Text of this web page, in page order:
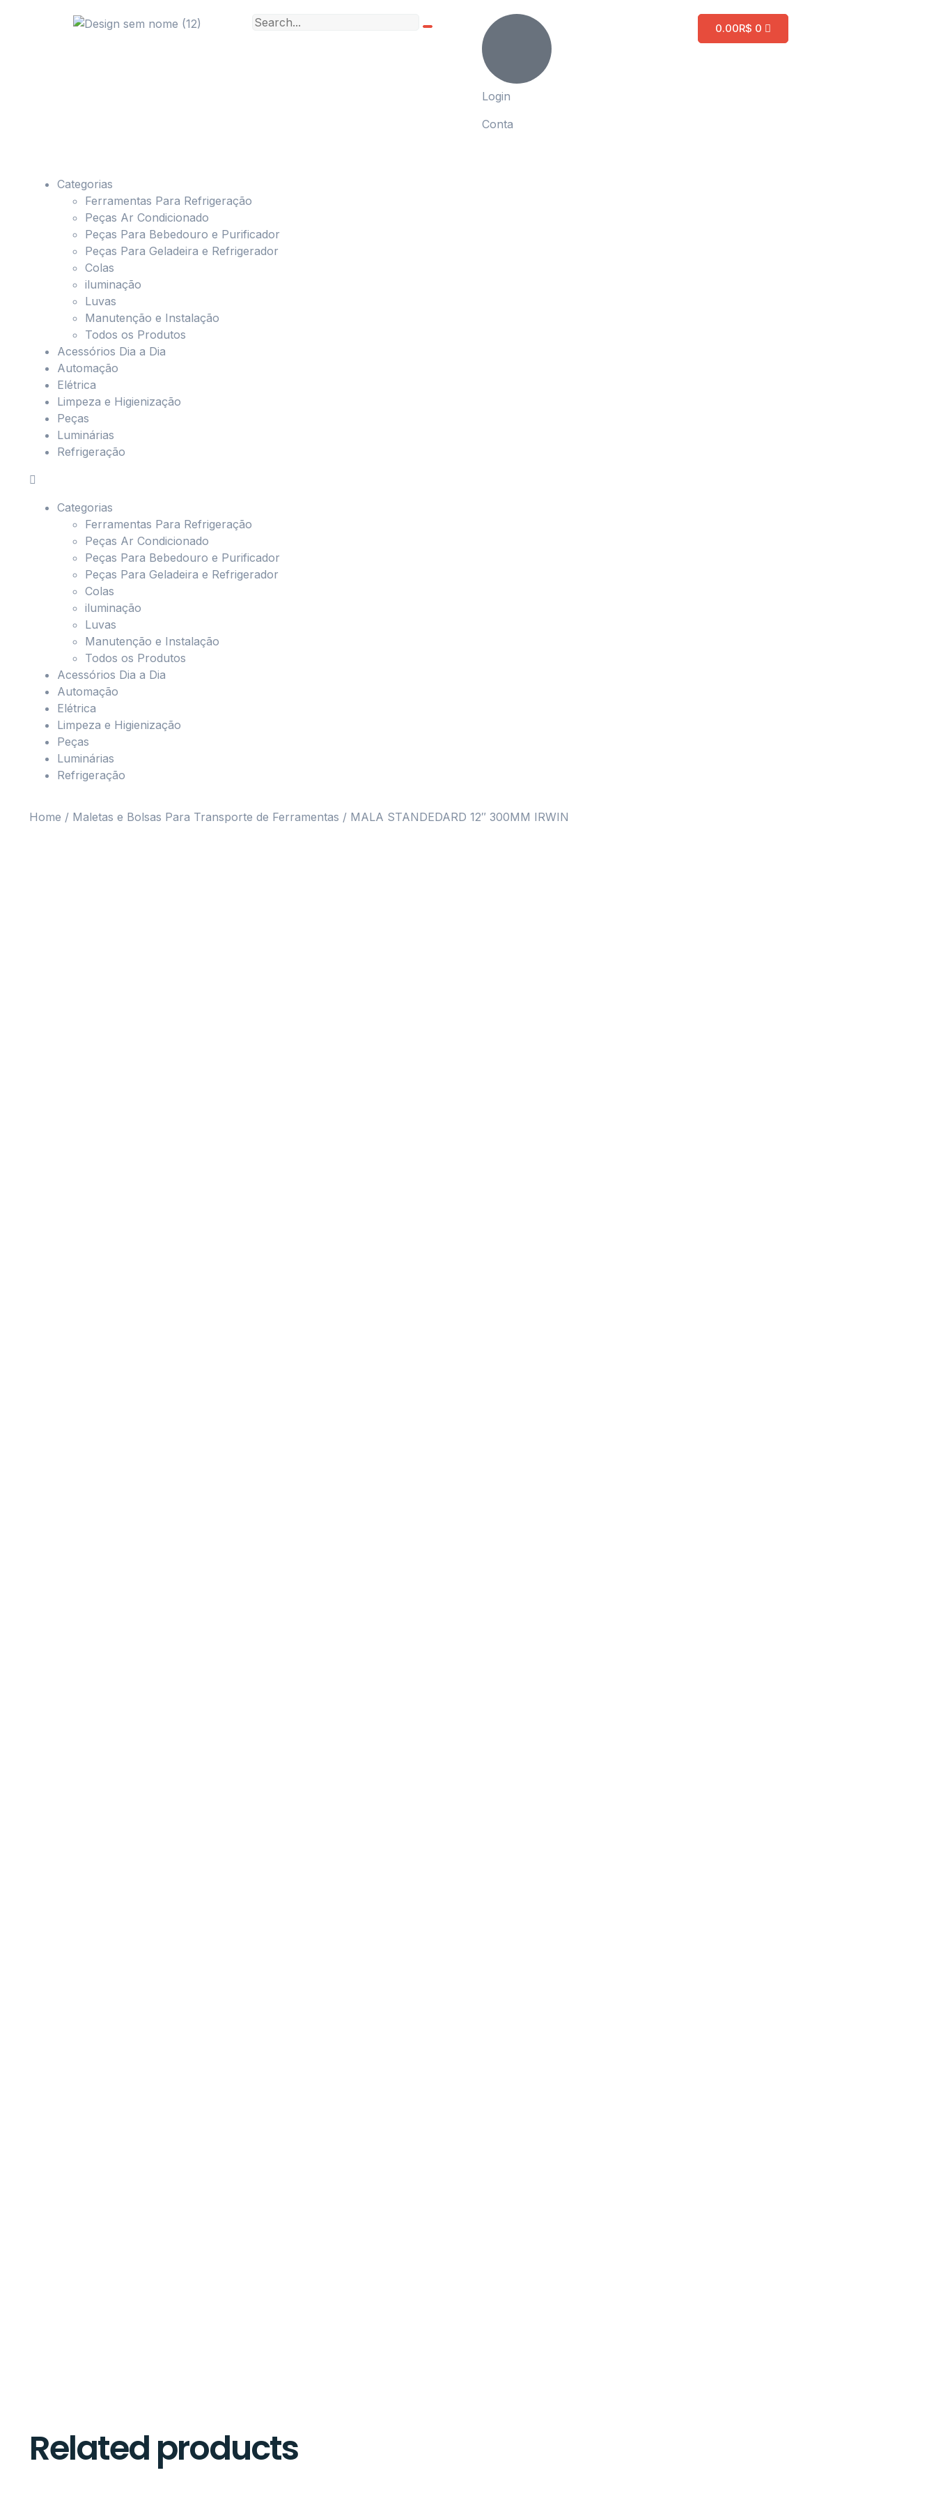
Login
Conta
0.00R$ 0
Categorias
Ferramentas Para Refrigeração
Peças Ar Condicionado
Peças Para Bebedouro e Purificador
Peças Para Geladeira e Refrigerador
Colas
iluminação
Luvas
Manutenção e Instalação
Todos os Produtos
Acessórios Dia a Dia
Automação
Elétrica
Limpeza e Higienização
Peças
Luminárias
Refrigeração
Categorias
Ferramentas Para Refrigeração
Peças Ar Condicionado
Peças Para Bebedouro e Purificador
Peças Para Geladeira e Refrigerador
Colas
iluminação
Luvas
Manutenção e Instalação
Todos os Produtos
Acessórios Dia a Dia
Automação
Elétrica
Limpeza e Higienização
Peças
Luminárias
Refrigeração
Home / Maletas e Bolsas Para Transporte de Ferramentas / MALA STANDEDARD 12″ 300MM IRWIN
Related products